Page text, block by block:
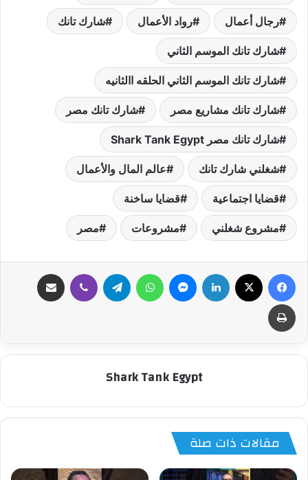
رجال أعمال رواد الأعمال شارك تانك
شارك تانك الموسم الثاني
شارك تانك الموسم الثاني الحلقه االثانيه
شارك تانك مشاريع مصر شارك تانك مصر
شارك تانك مصر Shark Tank Egypt
شغلني شارك تانك عالم المال والأعمال
قضايا اجتماعية قضايا ساخنة
مشروع شغلني مشروعات مصر
فيسبوك لينكدإن ماسنجر واتساب تيلقرام ڤايبر
طباعة
Shark Tank Egypt
مقالات ذات صلة